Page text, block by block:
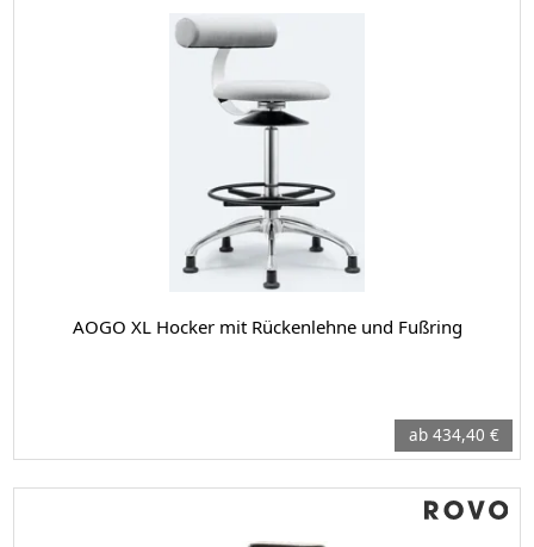
AOGO XL Hocker mit Rückenlehne und Fußring
ab 434,40 €